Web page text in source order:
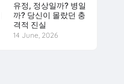
유정, 정상일까? 병일
까? 당신이 몰랐던 충
격적 진실
14 June, 2026